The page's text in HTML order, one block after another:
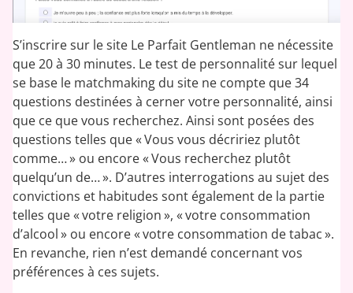
S’inscrire sur le site Le Parfait Gentleman ne nécessite
que 20 à 30 minutes. Le test de personnalité sur lequel
se base le matchmaking du site ne compte que 34
questions destinées à cerner votre personnalité, ainsi
que ce que vous recherchez. Ainsi sont posées des
questions telles que « Vous vous décririez plutôt
comme… » ou encore « Vous recherchez plutôt
quelqu’un de… ». D’autres interrogations au sujet des
convictions et habitudes sont également de la partie
telles que « votre religion », « votre consommation
d’alcool » ou encore « votre consommation de tabac ».
En revanche, rien n’est demandé concernant vos
préférences à ces sujets.